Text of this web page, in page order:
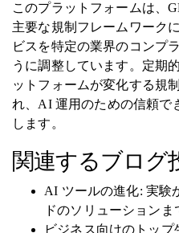
このプラットフォームは、
主要な規制フレームワーク
ビスを特定の業界のコンプ
うに調整しています。定期
ットフォームが変化する規
れ、AI 運用のための信頼で
します。
関連するブログ
AI ツールの進化: 実験
ドのソリューションま
ビジネス向けのトッ